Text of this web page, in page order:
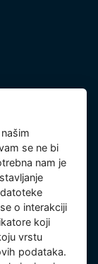
se ne bi
nam je
o interakciji
koji
vrstu
podataka.